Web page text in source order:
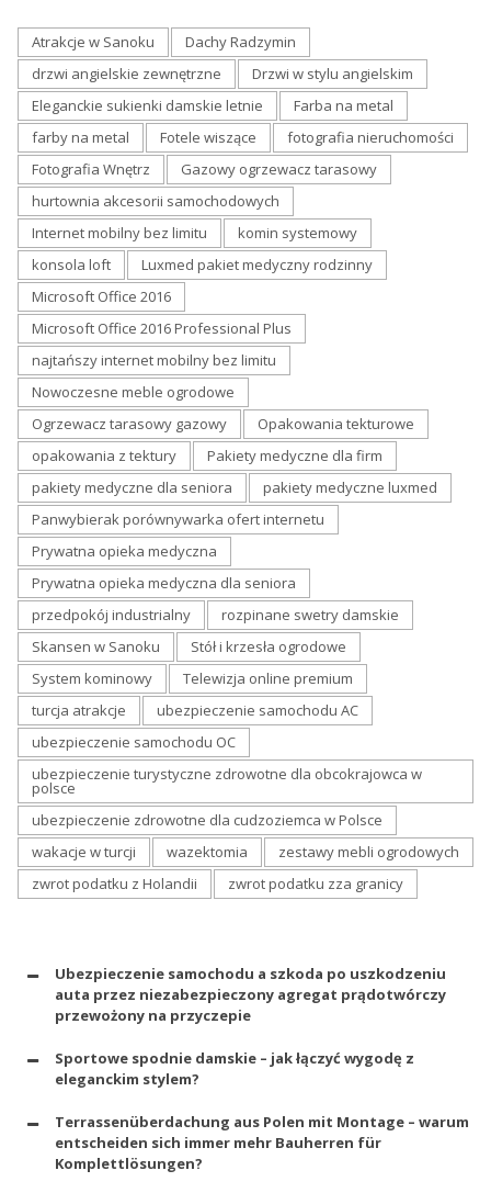
Atrakcje w Sanoku
Dachy Radzymin
drzwi angielskie zewnętrzne
Drzwi w stylu angielskim
Eleganckie sukienki damskie letnie
Farba na metal
farby na metal
Fotele wiszące
fotografia nieruchomości
Fotografia Wnętrz
Gazowy ogrzewacz tarasowy
hurtownia akcesorii samochodowych
Internet mobilny bez limitu
komin systemowy
konsola loft
Luxmed pakiet medyczny rodzinny
Microsoft Office 2016
Microsoft Office 2016 Professional Plus
najtańszy internet mobilny bez limitu
Nowoczesne meble ogrodowe
Ogrzewacz tarasowy gazowy
Opakowania tekturowe
opakowania z tektury
Pakiety medyczne dla firm
pakiety medyczne dla seniora
pakiety medyczne luxmed
Panwybierak porównywarka ofert internetu
Prywatna opieka medyczna
Prywatna opieka medyczna dla seniora
przedpokój industrialny
rozpinane swetry damskie
Skansen w Sanoku
Stół i krzesła ogrodowe
System kominowy
Telewizja online premium
turcja atrakcje
ubezpieczenie samochodu AC
ubezpieczenie samochodu OC
ubezpieczenie turystyczne zdrowotne dla obcokrajowca w
polsce
ubezpieczenie zdrowotne dla cudzoziemca w Polsce
wakacje w turcji
wazektomia
zestawy mebli ogrodowych
zwrot podatku z Holandii
zwrot podatku zza granicy
Ubezpieczenie samochodu a szkoda po uszkodzeniu
auta przez niezabezpieczony agregat prądotwórczy
przewożony na przyczepie
Sportowe spodnie damskie – jak łączyć wygodę z
eleganckim stylem?
Terrassenüberdachung aus Polen mit Montage – warum
entscheiden sich immer mehr Bauherren für
Komplettlösungen?